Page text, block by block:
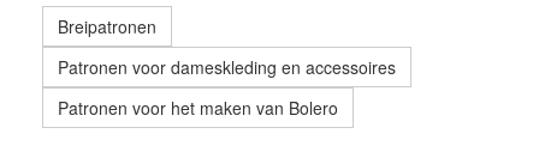
Breipatronen
Patronen voor dameskleding en accessoires
Patronen voor het maken van Bolero